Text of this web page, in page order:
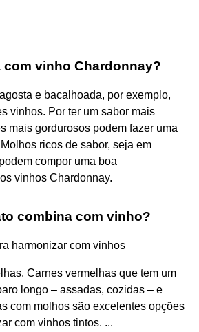
com vinho Chardonnay?
e bacalhoada, por exemplo,
vinhos. Por ter um sabor mais
mais gordurosos podem fazer uma
ricos de sabor, seja em
compor uma boa
vinhos Chardonnay.
combina com vinho?
harmonizar com vinhos
Carnes vermelhas que tem um
longo – assadas, cozidas – e
com molhos são excelentes opções
com vinhos tintos. ...